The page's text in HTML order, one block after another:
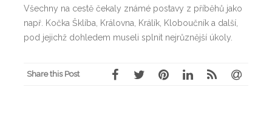
Všechny na cestě čekaly známé postavy z příběhů jako
např. Kočka Šklíba, Královna, Králík, Kloboučník a další,
pod jejichž dohledem museli splnit nejrůznější úkoly.
Share this Post